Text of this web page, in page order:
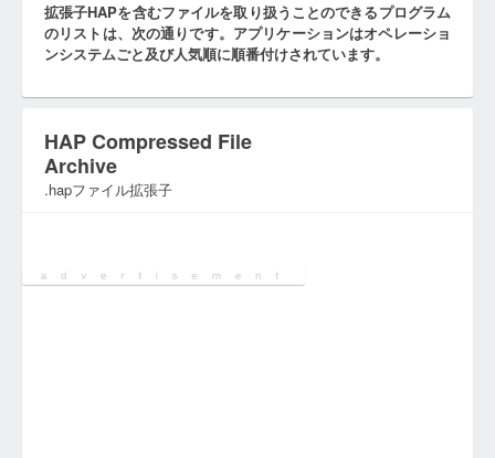
拡張子HAPを含むファイルを取り扱うことのできるプログラム
のリストは、次の通りです。アプリケーションはオペレーショ
ンシステムごと及び人気順に順番付けされています。
HAP Compressed File
Archive
.hapファイル拡張子